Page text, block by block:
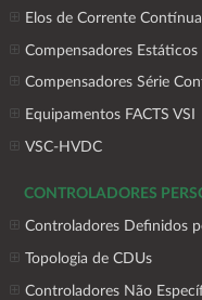
Elos de Corrente
Compensadores
Compensadores Série
Equipamentos FACTS VSI
VSC-HVDC
CONTROLADORES
Controladores Definidos
Topologia de CDUs
Controladores Não